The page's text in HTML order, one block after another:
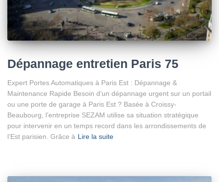
Dépannage entretien Paris 75
Expert Portes Automatiques à Paris Est : Dépannage &
Maintenance Rapide Besoin d’un dépannage urgent sur un portail
ou une porte de garage à Paris Est ? Basée à Croissy-
Beaubourg, l’entreprise SEZAM utilise sa situation stratégique
pour intervenir en un temps record dans les arrondissements de
l’Est parisien. Grâce à Lire la suite